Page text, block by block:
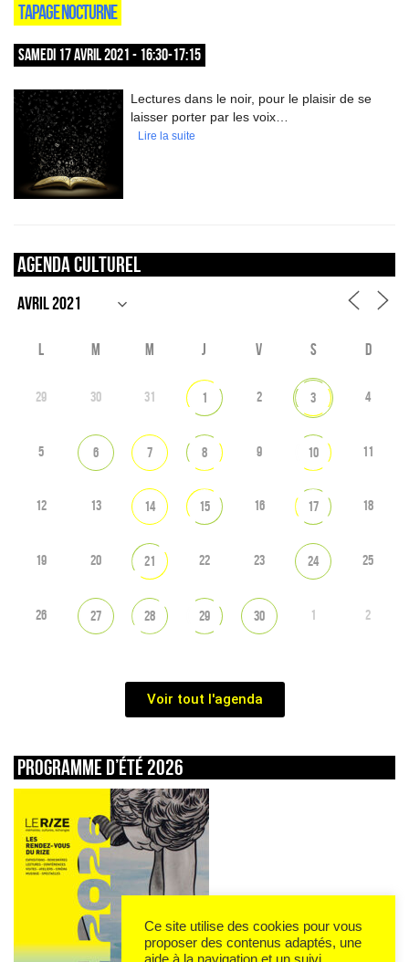
TAPAGE NOCTURNE
SAMEDI 17 AVRIL 2021 - 16:30-17:15
Lectures dans le noir, pour le plaisir de se
laisser porter par les voix…
Lire la suite
Agenda culturel
L M M J V S D
29 30 31 1 2 3 4
5 6 7 8 9 10 11
12 13 14 15 16 17 18
19 20 21 22 23 24 25
26 27 28 29 30 1 2
Voir tout l'agenda
Programme d’été 2026
Ce site utilise des cookies pour vous
proposer des contenus adaptés, une